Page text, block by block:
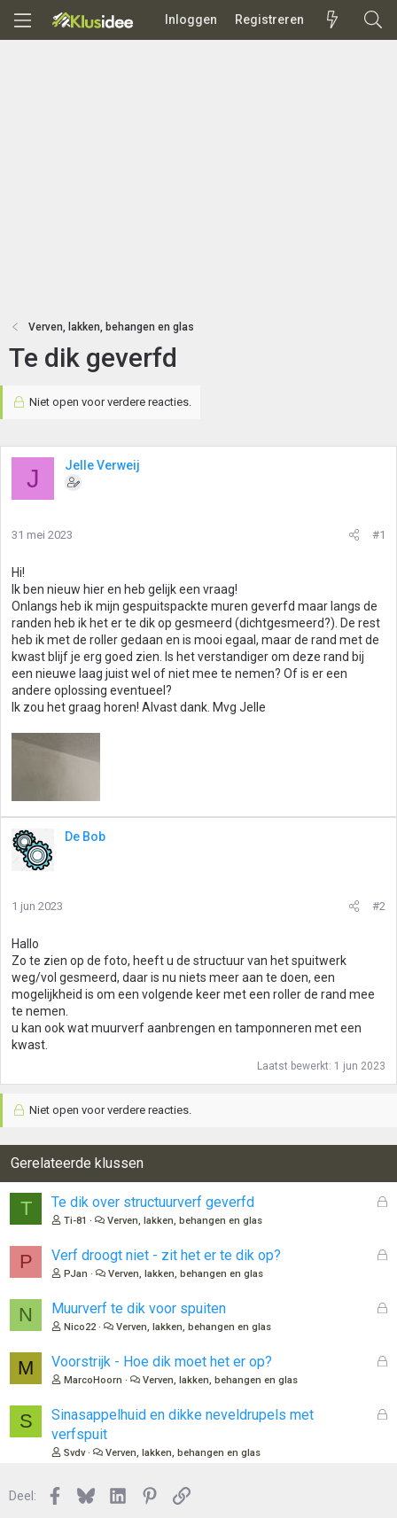
Inloggen Registreren
Verven, lakken, behangen en glas
Te dik geverfd
Niet open voor verdere reacties.
J Jelle Verweij
31 mei 2023 #1
Hi!
Ik ben nieuw hier en heb gelijk een vraag!
Onlangs heb ik mijn gespuitspackte muren geverfd maar langs de
randen heb ik het er te dik op gesmeerd (dichtgesmeerd?). De rest
heb ik met de roller gedaan en is mooi egaal, maar de rand met de
kwast blijf je erg goed zien. Is het verstandiger om deze rand bij
een nieuwe laag juist wel of niet mee te nemen? Of is er een
andere oplossing eventueel?
Ik zou het graag horen! Alvast dank. Mvg Jelle
De Bob
1 jun 2023 #2
Hallo
Zo te zien op de foto, heeft u de structuur van het spuitwerk
weg/vol gesmeerd, daar is nu niets meer aan te doen, een
mogelijkheid is om een volgende keer met een roller de rand mee
te nemen.
u kan ook wat muurverf aanbrengen en tamponneren met een
kwast.
Laatst bewerkt: 1 jun 2023
Niet open voor verdere reacties.
Gerelateerde klussen
T
G
n
Te dik over structuurverf geverfd
Ti-81 Verven, lakken, behangen en glas
P
G
n
Verf droogt niet - zit het er te dik op?
PJan Verven, lakken, behangen en glas
N
G
n
Muurverf te dik voor spuiten
Nico22 Verven, lakken, behangen en glas
M
G
Voorstrijk - Hoe dik moet het er op?
MarcoHoorn Verven, lakken, behangen en glas
S
G
Sinasappelhuid en dikke neveldrupels met
verfspuit
Svdv Verven, lakken, behangen en glas
Deel: Facebook
BlueskyLinkedInPinterest
Link